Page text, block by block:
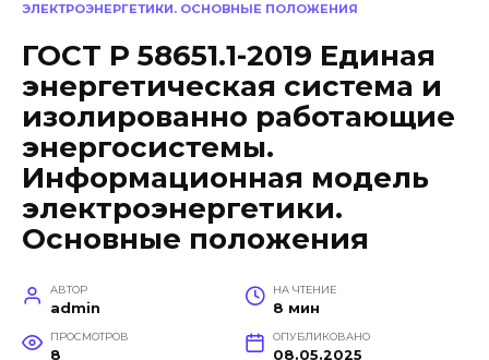
ЭЛЕКТРОЭНЕРГЕТИКИ. ОСНОВНЫЕ ПОЛОЖЕНИЯ
ГОСТ Р 58651.1-2019 Единая
энергетическая система и
изолированно работающие
энергосистемы.
Информационная модель
электроэнергетики.
Основные положения
АВТОР
admin
НА ЧТЕНИЕ
8 мин
ПРОСМОТРОВ
8
ОПУБЛИКОВАНО
08.05.2025